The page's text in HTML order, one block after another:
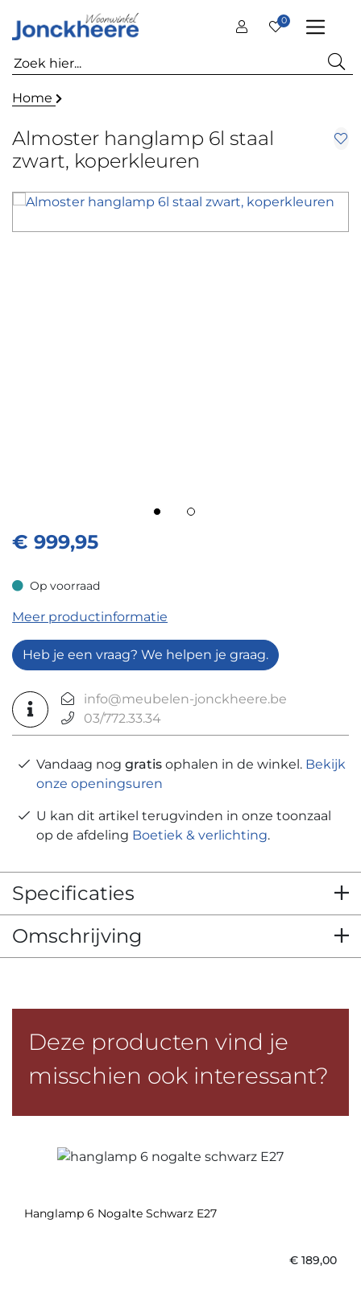
0
Home
Almoster hanglamp 6l staal
zwart, koperkleuren
€ 999,95
Op voorraad
Op voorraad
Meer productinformatie
Heb je een vraag? We helpen je graag.
info@meubelen-jonckheere.be
03/772.33.34
Vandaag nog gratis ophalen in de winkel. Bekijk
onze openingsuren
U kan dit artikel terugvinden in onze toonzaal
op de afdeling Boetiek & verlichting.
Specificaties
Omschrijving
Deze producten vind je
misschien ook interessant?
Hanglamp 6 Nogalte Schwarz E27
€ 189,00